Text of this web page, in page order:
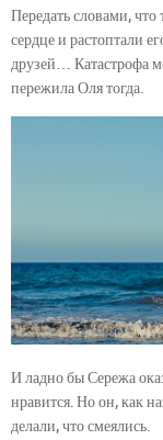
Передать словами,
сердце и растоптали
друзей… Катастрофа
пережила Оля тогда.
И ладно бы Сережа
нравится. Но он, как
делали, что смеялись.